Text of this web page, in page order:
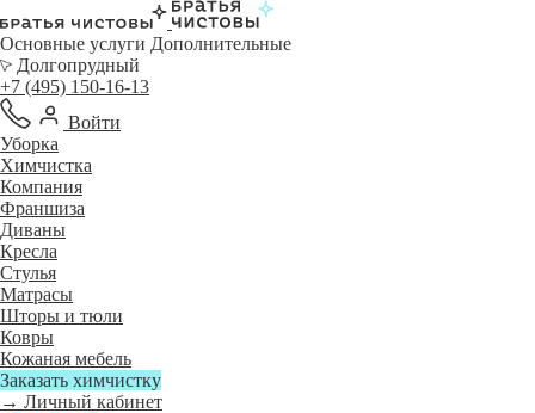
Основные услуги Дополнительные
Долгопрудный
+7 (495) 150-16-13
Войти
Уборка
Химчистка
Компания
Франшиза
Диваны
Кресла
Стулья
Матрасы
Шторы и тюли
Ковры
Кожаная мебель
Заказать химчистку
→ Личный кабинет